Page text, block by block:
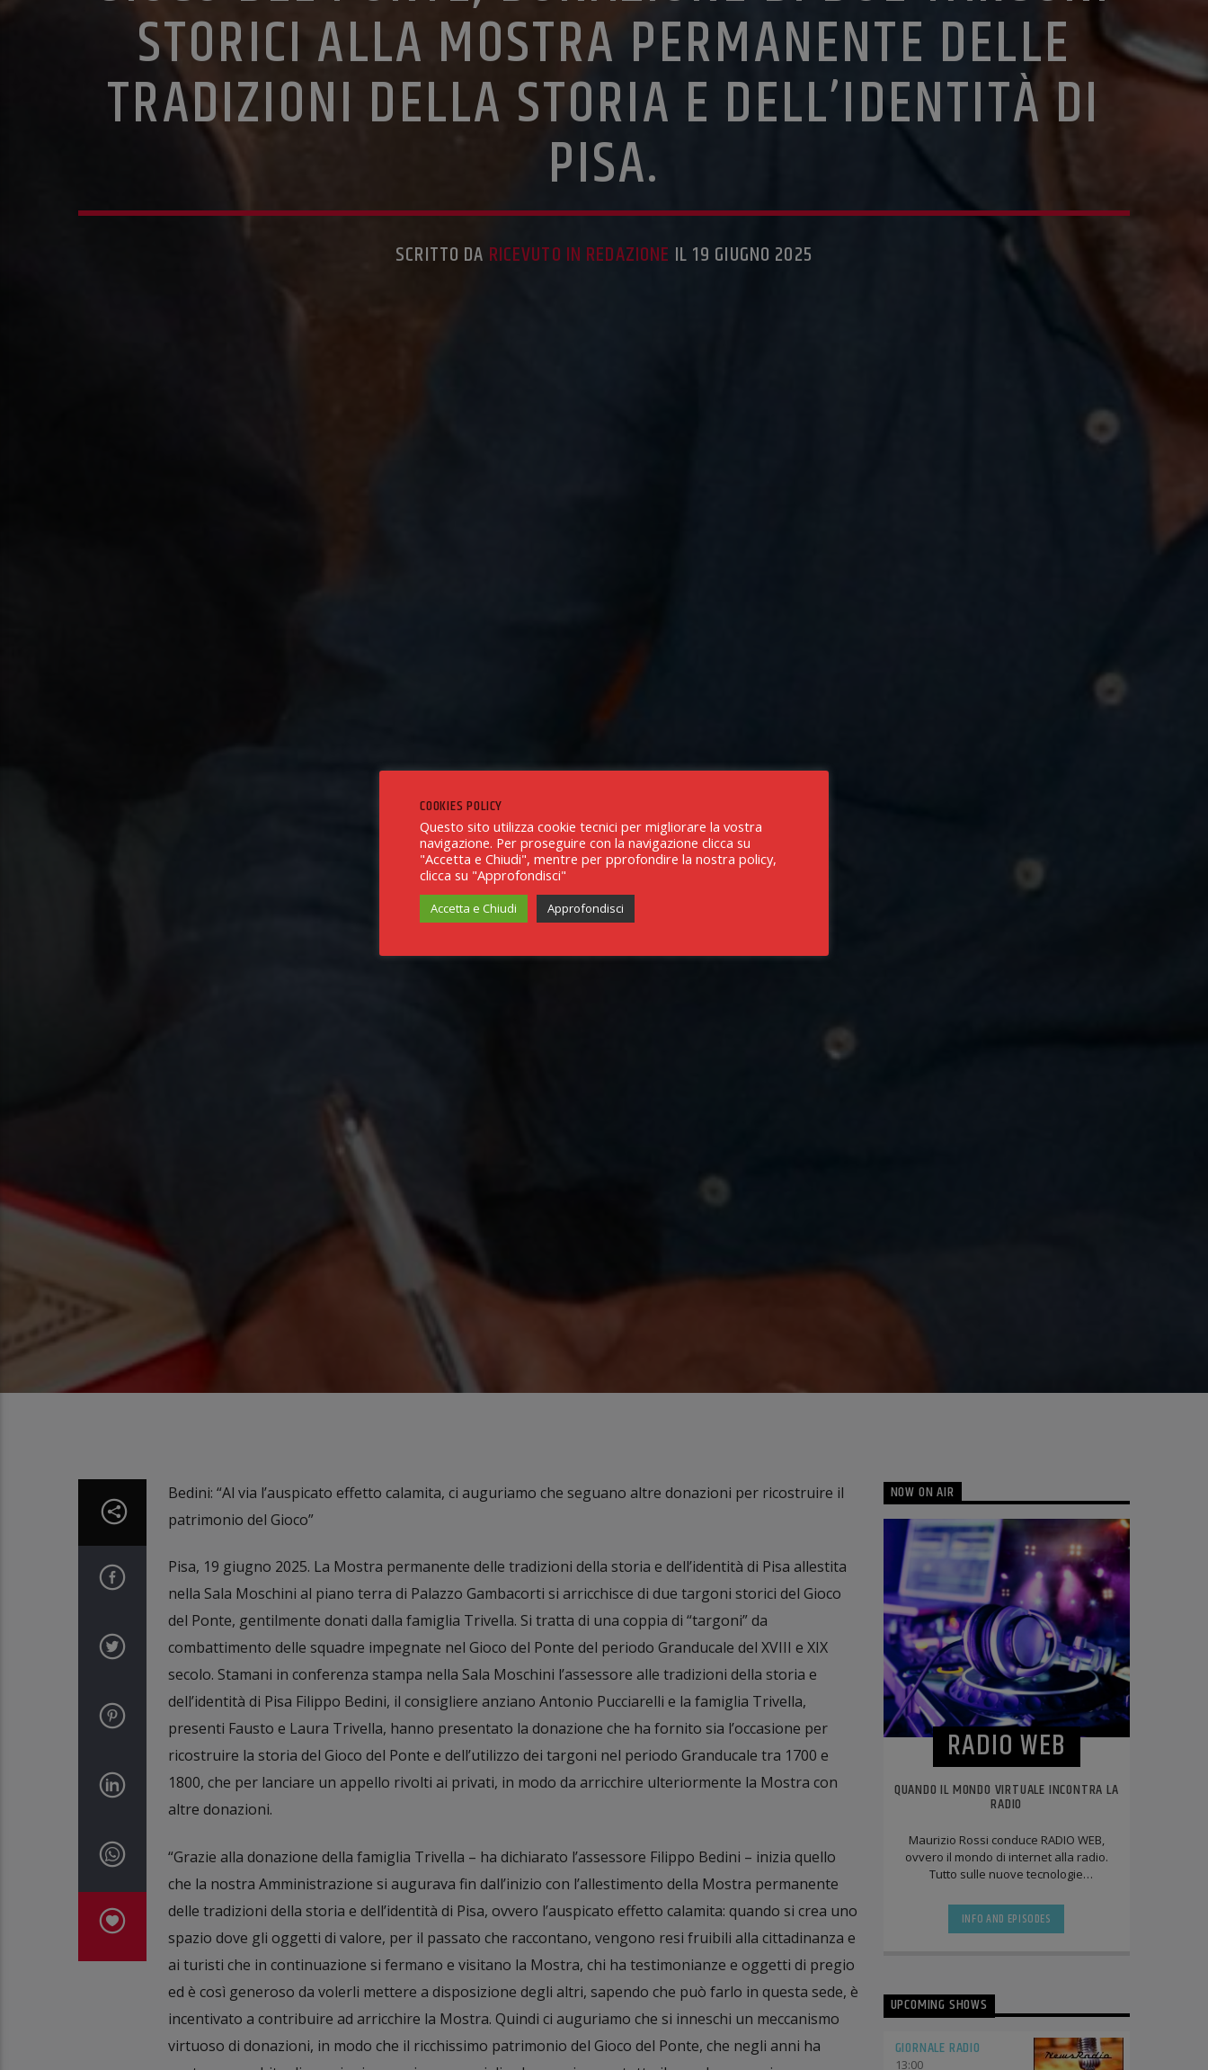
STORICI ALLA MOSTRA PERMANENTE DELLE
TRADIZIONI DELLA STORIA E DELL’IDENTITÀ DI
PISA.
SCRITTO DA RICEVUTO IN REDAZIONE IL 19 GIUGNO 2025
Bedini: “Al via l’auspicato effetto calamita, ci auguriamo che seguano altre donazioni per ricostruire il
patrimonio del Gioco”
Pisa, 19 giugno 2025. La Mostra permanente delle tradizioni della storia e dell’identità di Pisa allestita
nella Sala Moschini al piano terra di Palazzo Gambacorti si arricchisce di due targoni storici del Gioco
del Ponte, gentilmente donati dalla famiglia Trivella. Si tratta di una coppia di “targoni” da
combattimento delle squadre impegnate nel Gioco del Ponte del periodo Granducale del XVIII e XIX
secolo. Stamani in conferenza stampa nella Sala Moschini l’assessore alle tradizioni della storia e
dell’identità di Pisa Filippo Bedini, il consigliere anziano Antonio Pucciarelli e la famiglia Trivella,
presenti Fausto e Laura Trivella, hanno presentato la donazione che ha fornito sia l’occasione per
ricostruire la storia del Gioco del Ponte e dell’utilizzo dei targoni nel periodo Granducale tra 1700 e
1800, che per lanciare un appello rivolti ai privati, in modo da arricchire ulteriormente la Mostra con
altre donazioni.
“Grazie alla donazione della famiglia Trivella – ha dichiarato l’assessore Filippo Bedini – inizia quello
che la nostra Amministrazione si augurava fin dall’inizio con l’allestimento della Mostra permanente
delle tradizioni della storia e dell’identità di Pisa, ovvero l’auspicato effetto calamita: quando si crea uno
spazio dove gli oggetti di valore, per il passato che raccontano, vengono resi fruibili alla cittadinanza e
ai turisti che in continuazione si fermano e visitano la Mostra, chi ha testimonianze e oggetti di pregio
ed è così generoso da volerli mettere a disposizione degli altri, sapendo che può farlo in questa sede, è
incentivato a contribuire ad arricchire la Mostra. Quindi ci auguriamo che si inneschi un meccanismo
virtuoso di donazioni, in modo che il ricchissimo patrimonio del Gioco del Ponte, che negli anni ha
NOW ON AIR
RADIO WEB
QUANDO IL MONDO VIRTUALE INCONTRA LA
RADIO
Maurizio Rossi conduce RADIO WEB,
ovvero il mondo di internet alla radio.
Tutto sulle nuove tecnologie
letteralmente sotto [...]
INFO AND EPISODES
UPCOMING SHOWS
GIORNALE RADIO
13:00
COOKIES POLICY
Questo sito utilizza cookie tecnici per migliorare la vostra
navigazione. Per proseguire con la navigazione clicca su
"Accetta e Chiudi", mentre per pprofondire la nostra policy,
clicca su "Approfondisci"
Accetta e Chiudi Approfondisci